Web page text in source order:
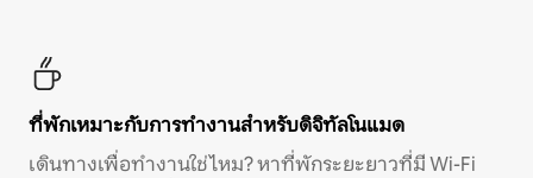
ที่พักเหมาะกับการทำงานสำหรับดิจิทัลโนแมด
เดินทางเพื่อทำงานใช่ไหม? หาที่พักระยะยาวที่มี Wi-Fi